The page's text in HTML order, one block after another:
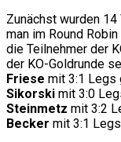
Zunächst wurden
man im Round
die Teilnehmer der
der KO-Goldrunde
Friese mit 3:1 Legs
Sikorski mit 3:0
Steinmetz mit 3:2
Becker mit 3:1